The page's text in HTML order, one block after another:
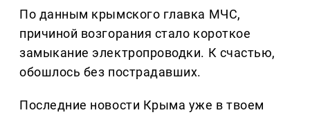
По данным крымского главка МЧС,
причиной возгорания стало короткое
замыкание электропроводки. К счастью,
обошлось без пострадавших.
Последние новости Крыма уже в твоем